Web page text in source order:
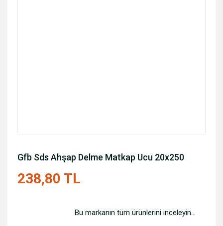
Gfb Sds Ahşap Delme Matkap Ucu 20x250
238,80 TL
Bu markanın tüm ürünlerini inceleyin...